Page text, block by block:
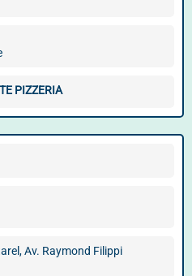
PIZZERIA
Av. Raymond Filippi